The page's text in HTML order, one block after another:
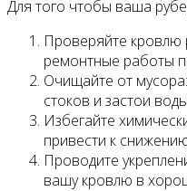
Для того чтобы ваша
Проверяйте кровлю
ремонтные работы
Очищайте от
стоков и застои
Избегайте
привести к
Проводите
вашу кровлю в